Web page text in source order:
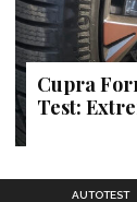
Cupra
Test:
AUTOTEST